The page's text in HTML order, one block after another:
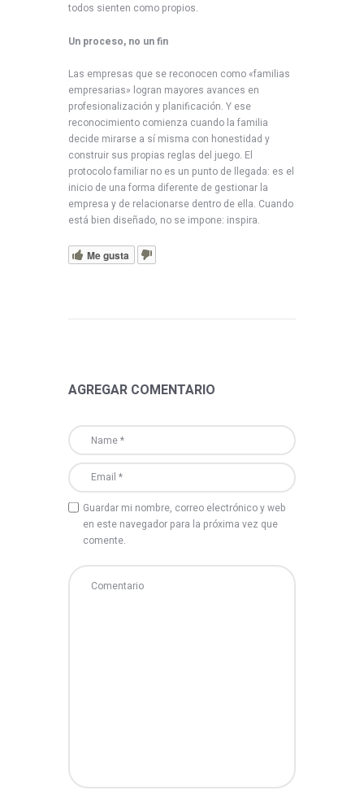
todos sienten como propios.
Un proceso, no un fin
Las empresas que se reconocen como «familias
empresarias» logran mayores avances en
profesionalización y planificación. Y ese
reconocimiento comienza cuando la familia
decide mirarse a sí misma con honestidad y
construir sus propias reglas del juego. El
protocolo familiar no es un punto de llegada: es el
inicio de una forma diferente de gestionar la
empresa y de relacionarse dentro de ella. Cuando
está bien diseñado, no se impone: inspira.
Me gusta
AGREGAR COMENTARIO
Guardar mi nombre, correo electrónico y web
en este navegador para la próxima vez que
comente.